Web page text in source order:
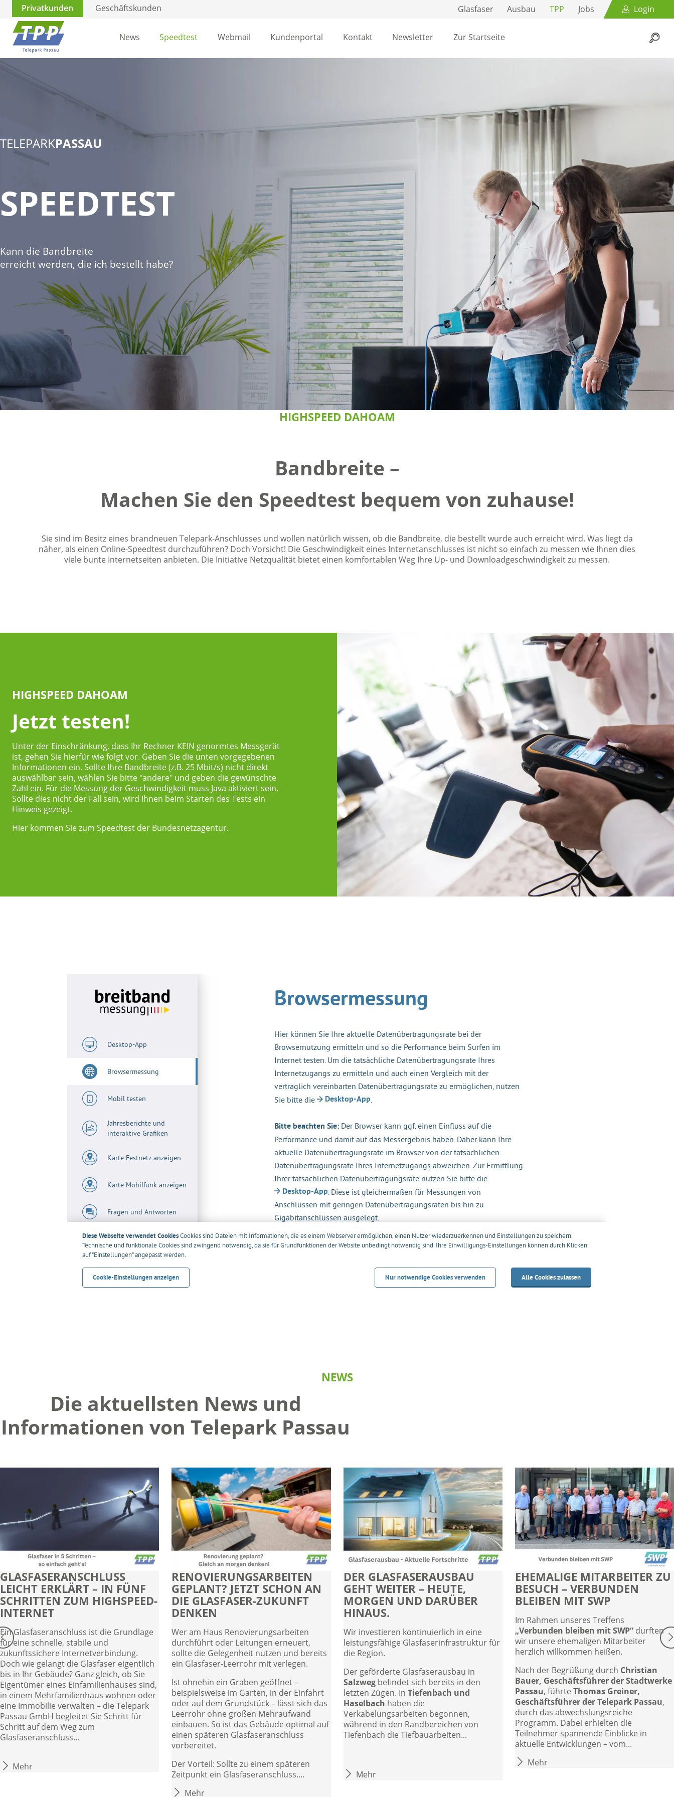
Privatkunden Geschäftskunden Glasfaser Ausbau TPP Jobs Login
News Speedtest Webmail Kundenportal Kontakt Newsletter Zur Startseite
TELEPARKPASSAU
SPEEDTEST
Kann die Bandbreite
erreicht werden, die ich bestellt habe?
HIGHSPEED DAHOAM
Bandbreite –
Machen Sie den Speedtest bequem von zuhause!
Sie sind im Besitz eines brandneuen Telepark-Anschlusses und wollen natürlich wissen, ob die Bandbreite, die bestellt wurde auch erreicht wird. Was liegt da
näher, als einen Online-Speedtest durchzuführen? Doch Vorsicht! Die Geschwindigkeit eines Internetanschlusses ist nicht so einfach zu messen wie Ihnen dies
viele bunte Internetseiten anbieten. Die Initiative Netzqualität bietet einen komfortablen Weg Ihre Up- und Downloadgeschwindigkeit zu messen.
HIGHSPEED DAHOAM
Jetzt testen!
Unter der Einschränkung, dass Ihr Rechner KEIN genormtes Messgerät
ist, gehen Sie hierfür wie folgt vor. Geben Sie die unten vorgegebenen
Informationen ein. Sollte Ihre Bandbreite (z.B. 25 Mbit/s) nicht direkt
auswählbar sein, wählen Sie bitte "andere" und geben die gewünschte
Zahl ein. Für die Messung der Geschwindigkeit muss Java aktiviert sein.
Sollte dies nicht der Fall sein, wird Ihnen beim Starten des Tests ein
Hinweis gezeigt.
Hier kommen Sie zum Speedtest der Bundesnetzagentur.
NEWS
Die aktuellsten News und
Informationen von Telepark Passau
GLASFASERANSCHLUSS
LEICHT ERKLÄRT – IN FÜNF
SCHRITTEN ZUM HIGHSPEED-
INTERNET
Ein Glasfaseranschluss ist die Grundlage
für eine schnelle, stabile und
zukunftssichere Internetverbindung.
Doch wie gelangt die Glasfaser eigentlich
bis in Ihr Gebäude? Ganz gleich, ob Sie
Eigentümer eines Einfamilienhauses sind,
in einem Mehrfamilienhaus wohnen oder
eine Immobilie verwalten – die Telepark
Passau GmbH begleitet Sie Schritt für
Schritt auf dem Weg zum
Glasfaseranschluss...
Mehr
RENOVIERUNGSARBEITEN
GEPLANT? JETZT SCHON AN
DIE GLASFASER-ZUKUNFT
DENKEN
Wer am Haus Renovierungsarbeiten
durchführt oder Leitungen erneuert,
sollte die Gelegenheit nutzen und bereits
ein Glasfaser-Leerrohr mit verlegen.
Ist ohnehin ein Graben geöffnet –
beispielsweise im Garten, in der Einfahrt
oder auf dem Grundstück – lässt sich das
Leerrohr ohne großen Mehraufwand
einbauen. So ist das Gebäude optimal auf
einen späteren Glasfaseranschluss
vorbereitet.
Der Vorteil: Sollte zu einem späteren
Zeitpunkt ein Glasfaseranschluss....
Mehr
DER GLASFASERAUSBAU
GEHT WEITER – HEUTE,
MORGEN UND DARÜBER
HINAUS.
Wir investieren kontinuierlich in eine
leistungsfähige Glasfaserinfrastruktur für
die Region.
Der geförderte Glasfaserausbau in
Salzwegbefindet sich bereits in den
letzten Zügen. In Tiefenbach und
Haselbach haben die
Verkabelungsarbeiten begonnen,
während in den Randbereichen von
Tiefenbach die Tiefbauarbeiten...
Mehr
EHEMALIGE MITARBEITER ZU
BESUCH – VERBUNDEN
BLEIBEN MIT SWP
Im Rahmen unseres Treffens
„Verbunden bleiben mit SWP“durften
wir unsere ehemaligen Mitarbeiter
herzlich willkommen heißen.
Nach der Begrüßung durch Christian
Bauer, Geschäftsführer der Stadtwerke
Passau, führte Thomas Greiner,
Geschäftsführer der Telepark Passau,
durch das abwechslungsreiche
Programm. Dabei erhielten die
Teilnehmer spannende Einblicke in
aktuelle Entwicklungen – vom...
Mehr